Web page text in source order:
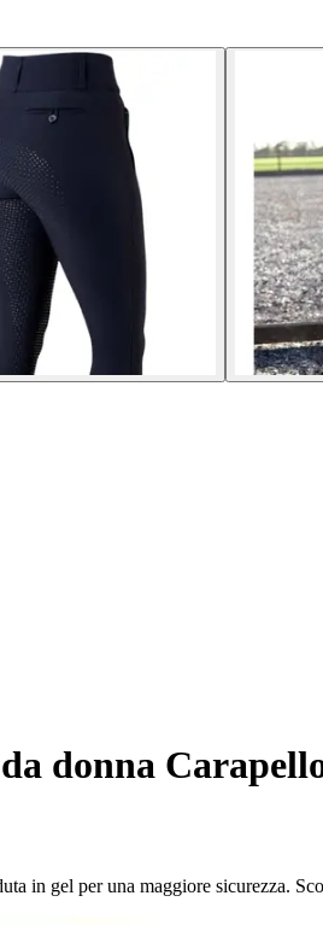
donna
in gel per una maggiore sicurezza.